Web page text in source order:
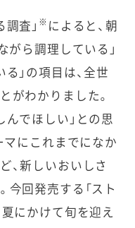
査」 ※ によると、朝
がら調理している」
」の項目は、全世
がわかりました。
んでほしい」との思
マにこれまでになか
、新しいおいしさ
今回発売する「スト
夏にかけて旬を迎え